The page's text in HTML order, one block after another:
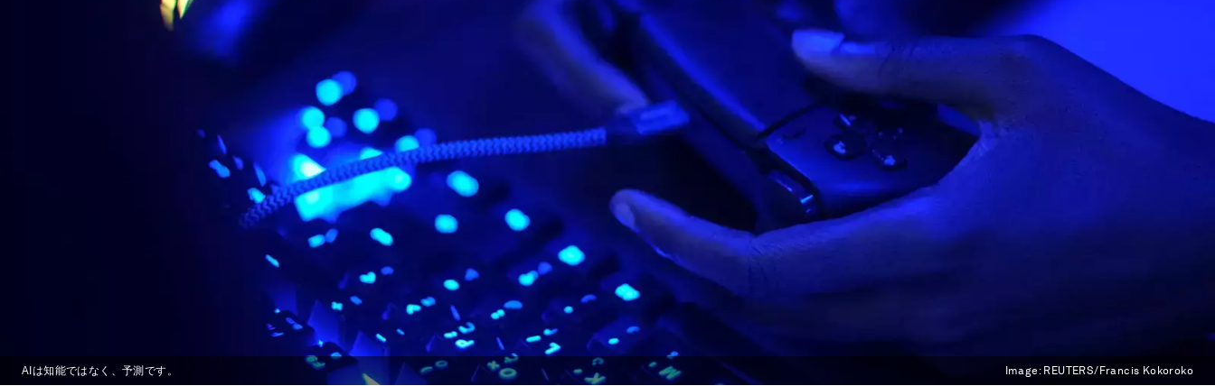
AIは知能ではなく、予測です。 Image: REUTERS/Francis Kokoroko